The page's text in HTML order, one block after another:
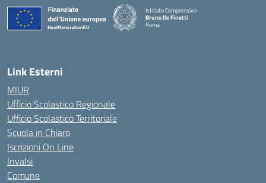
Istituto Comprensivo
Bruno De Finetti
Roma
Link Esterni
MIUR
Ufficio Scolastico Regionale
Ufficio Scolastico Territoriale
Scuola in Chiaro
Iscrizioni On Line
Invalsi
Comune